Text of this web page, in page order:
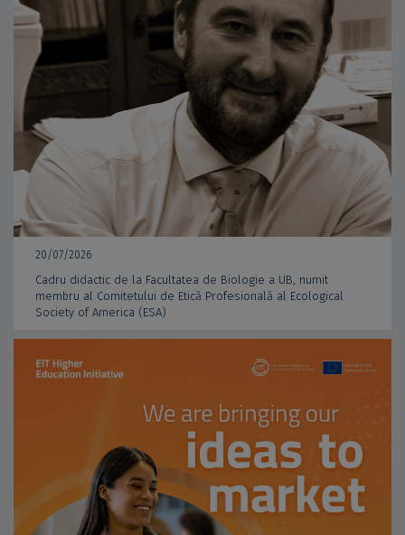
20/07/2026
Cadru didactic de la Facultatea de Biologie a UB, numit
membru al Comitetului de Etică Profesională al Ecological
Society of America (ESA)